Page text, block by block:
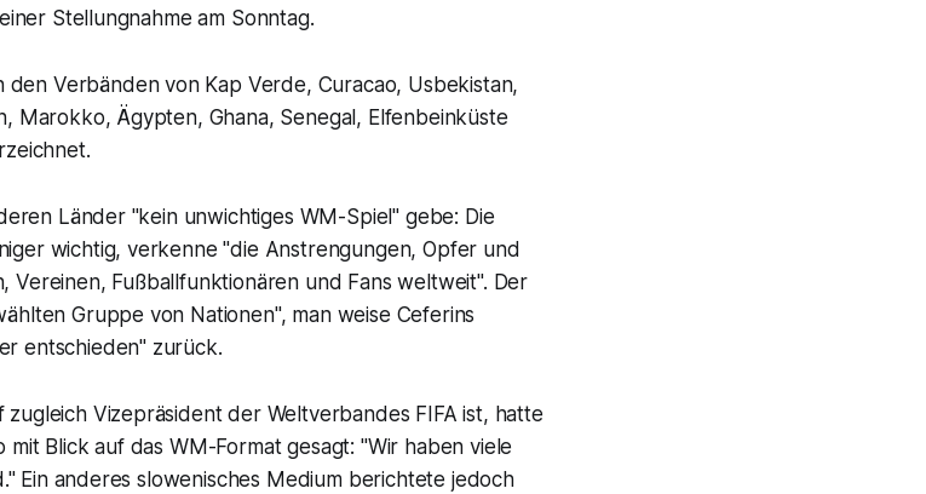
Stellungnahme am Sonntag.
Verbänden von Kap Verde, Curacao, Usbekistan,
Marokko, Ägypten, Ghana, Senegal, Elfenbeinküste
Länder "kein unwichtiges WM-Spiel" gebe: Die
wichtig, verkenne "die Anstrengungen, Opfer und
Vereinen, Fußballfunktionären und Fans weltweit". Der
Gruppe von Nationen", man weise Ceferins
entschieden" zurück.
zugleich Vizepräsident der Weltverbandes FIFA ist, hatte
mit Blick auf das WM-Format gesagt: "Wir haben viele
Ein anderes slowenisches Medium berichtete jedoch